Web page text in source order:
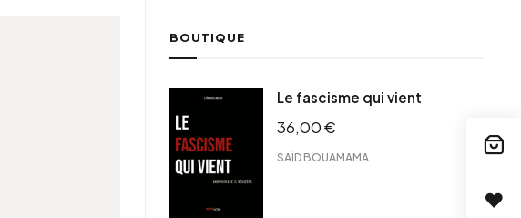
BOUTIQUE
Le fascisme qui vient
36,00€
SAÏD BOUAMAMA